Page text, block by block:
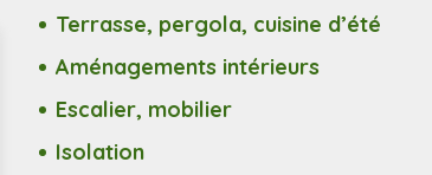
Terrasse, pergola, cuisine d’été
Aménagements intérieurs
Escalier, mobilier
Isolation